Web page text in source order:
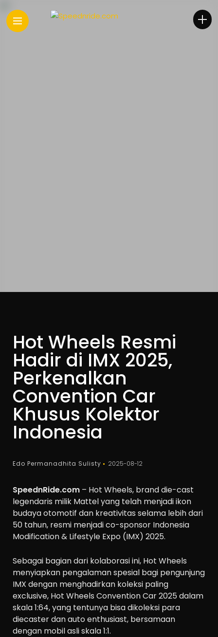
Hot Wheels Resmi
Hadir di IMX 2025,
Perkenalkan
Convention Car
Khusus Kolektor
Indonesia
Edo Permanadhita Sulisty 2025-08-12
SpeednRide.com – Hot Wheels, brand die-cast
legendaris milik Mattel yang telah menjadi ikon
budaya otomotif dan kreativitas selama lebih dari
50 tahun, resmi menjadi co-sponsor Indonesia
Modification & Lifestyle Expo (IMX) 2025.
Sebagai bagian dari kolaborasi ini, Hot Wheels
menyiapkan pengalaman spesial bagi pengunjung
IMX dengan menghadirkan koleksi paling
exclusive, Hot Wheels Convention Car 2025 dalam
skala 1:64, yang tentunya bisa dikoleksi para
diecaster dan auto enthusiast, bersamaan
dengan mobil asli skala 1:1.